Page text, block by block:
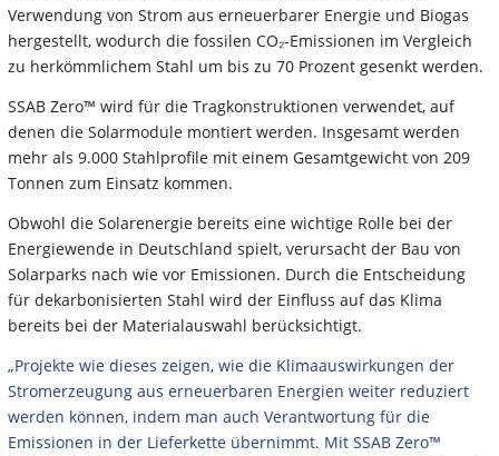
Verwendung von Strom aus erneuerbarer Energie und Biogas
hergestellt, wodurch die fossilen CO₂-Emissionen im Vergleich
zu herkömmlichem Stahl um bis zu 70 Prozent gesenkt werden.
SSAB Zero™ wird für die Tragkonstruktionen verwendet, auf
denen die Solarmodule montiert werden. Insgesamt werden
mehr als 9.000 Stahlprofile mit einem Gesamtgewicht von 209
Tonnen zum Einsatz kommen.
Obwohl die Solarenergie bereits eine wichtige Rolle bei der
Energiewende in Deutschland spielt, verursacht der Bau von
Solarparks nach wie vor Emissionen. Durch die Entscheidung
für dekarbonisierten Stahl wird der Einfluss auf das Klima
bereits bei der Materialauswahl berücksichtigt.
„Projekte wie dieses zeigen, wie die Klimaauswirkungen der
Stromerzeugung aus erneuerbaren Energien weiter reduziert
werden können, indem man auch Verantwortung für die
Emissionen in der Lieferkette übernimmt. Mit SSAB Zero™